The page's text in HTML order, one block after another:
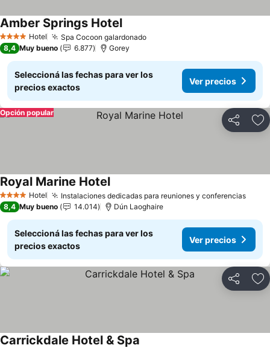
4 EstrellasHotel Spa Cocoon galardonadoVer precios
Amber Springs HotelVer precios
8,4 Muy bueno 6.877 Gorey
Seleccioná las fechas para ver los
precios exactos
Ver precios
Compartir
Opción popular
4 EstrellasHotel Instalaciones dedicadas para reuniones y conferenciasVer
Royal Marine HotelVer precios
8,4 Muy bueno 14.014 Dún Laoghaire
Seleccioná las fechas para ver los
precios exactos
Ver precios
Compartir
Carrickdale Hotel & Spa